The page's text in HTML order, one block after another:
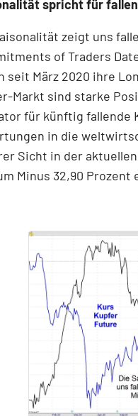
spricht für
zeigt uns
of Traders
seit März 2020 ihre
Markt sind starke
für künftig fallende
in die
Sicht in der
Minus 32,90 Prozent